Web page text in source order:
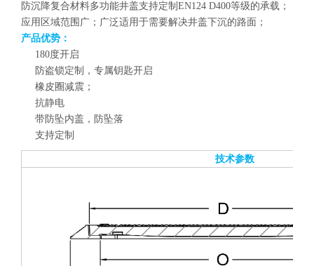
防沉降复合材料多功能井盖支持定制EN124 D400等级的承载；
应用区域范围广；广泛适用于需要解决井盖下沉的路面；
产品优势：
180度开启
防盗锁定制，专属钥匙开启
橡皮圈减震；
抗静电
带防坠内盖，防坠落
支持定制
技术参数